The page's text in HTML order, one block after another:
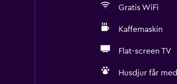
Gratis WiFi
Kaffemaskin
Flat-screen TV
Husdjur får